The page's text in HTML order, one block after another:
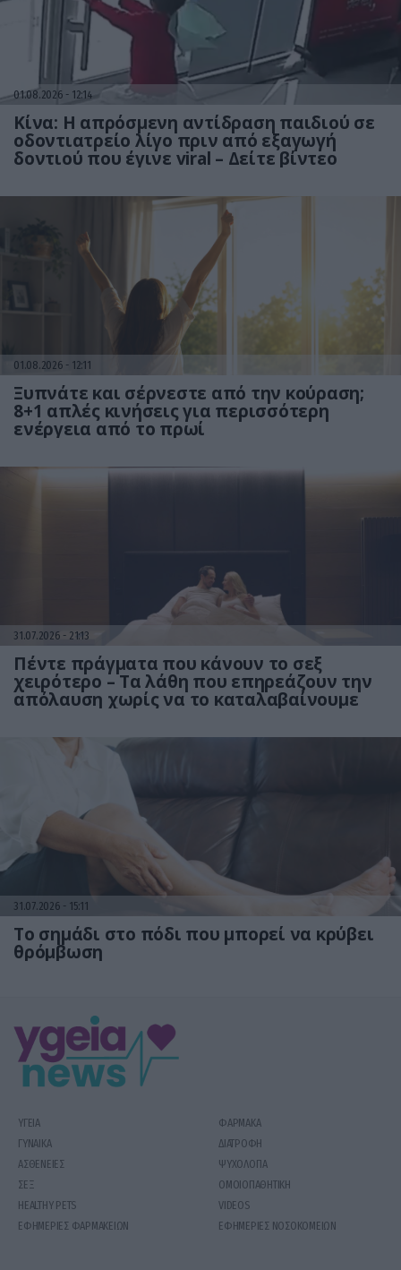
01.08.2026 12:14
Κίνα: Η απρόσμενη αντίδραση παιδιού σε
οδοντιατρείο λίγο πριν από εξαγωγή
δοντιού που έγινε viral – Δείτε βίντεο
01.08.2026 12:11
Ξυπνάτε και σέρνεστε από την κούραση;
8+1 απλές κινήσεις για περισσότερη
ενέργεια από το πρωί
31.07.2026 21:13
Πέντε πράγματα που κάνουν το σεξ
χειρότερο – Τα λάθη που επηρεάζουν την
απόλαυση χωρίς να το καταλαβαίνουμε
31.07.2026 15:11
Το σημάδι στο πόδι που μπορεί να κρύβει
θρόμβωση
ΥΓΕΙΑ
ΦΑΡΜΑΚΑ
ΓΥΝΑΙΚΑ
ΔΙΑΤΡΟΦΗ
ΑΣΘΕΝΕΙΕΣ
ΨΥΧΟΛΟΓΙΑ
ΣΕΞ
ΟΜΟΙΟΠΑΘΗΤΙΚΗ
HEALTHY PETS
VIDEOS
ΕΦΗΜΕΡΙΕΣ ΦΑΡΜΑΚΕΙΩΝ
ΕΦΗΜΕΡΙΕΣ ΝΟΣΟΚΟΜΕΙΩΝ